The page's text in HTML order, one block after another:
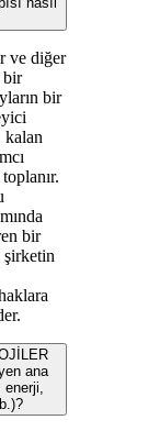
ve diğer
bir
bir
kalan
bir
şirketin
ana